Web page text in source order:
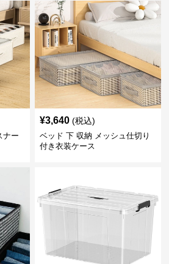
ナー
¥3,640 (税込)
ベッド 下 収納 メッシュ仕切り
付き衣装ケース